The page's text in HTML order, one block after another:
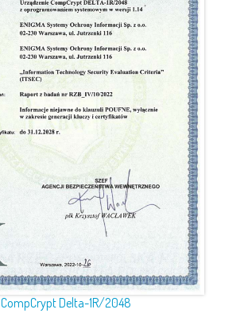
CompCrypt Delta-1R/2048